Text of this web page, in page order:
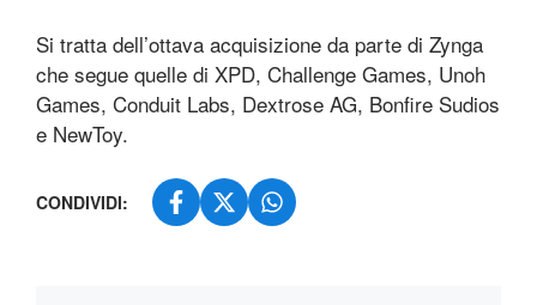
Si tratta dell’ottava acquisizione da parte di Zynga
che segue quelle di XPD, Challenge Games, Unoh
Games, Conduit Labs, Dextrose AG, Bonfire Sudios
e NewToy.
CONDIVIDI: